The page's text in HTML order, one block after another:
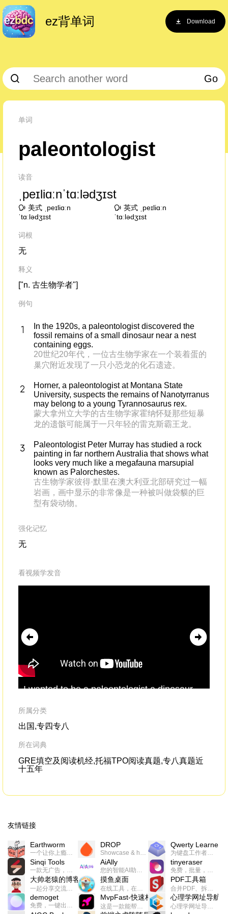
ez背单词 Download
Go
单词
paleontologist
读音
ˌpeɪliɑːnˈtɑːlədʒɪst
美式 ˌpeɪliɑːn
ˈtɑːlədʒɪst
英式 ˌpeɪliɑːn
ˈtɑːlədʒɪst
词根
无
释义
["n. 古生物学者"]
例句
In the 1920s, a paleontologist discovered the
fossil remains of a small dinosaur near a nest
containing eggs.
20世纪20年代，一位古生物学家在一个装着蛋的
巢穴附近发现了一只小恐龙的化石遗迹。
Horner, a paleontologist at Montana State
University, suspects the remains of Nanotyrranus
may belong to a young Tyrannosaurus rex.
蒙大拿州立大学的古生物学家霍纳怀疑那些短暴
龙的遗骸可能属于一只年轻的雷克斯霸王龙。
Paleontologist Peter Murray has studied a rock
painting in far northern Australia that shows what
looks very much like a megafauna marsupial
known as Palorchestes.
古生物学家彼得·默里在澳大利亚北部研究过一幅
岩画，画中显示的非常像是一种被叫做袋貘的巨
型有袋动物。
强化记忆
无
看视频学发音
I wanted to be a paleontologist,a dinosaur
dinosaur.
所属分类
出国,专四专八
所在词典
GRE填空及阅读机经,托福TPO阅读真题,专八真题近
十五年
友情链接
Earthworm DROP Qwerty Learner
为键盘工作者设计的单词与肌肉记忆锻炼软件
Sinqi Tools AiAlly tinyeraser
大帅老猿的博客 摸鱼桌面 PDF工具箱
合并PDF、拆分PDF、旋转PDF、裁剪PDF、转换PDF、加密PDF、解密PDF、PDF加水印等多种PDF处理功能
demoget MvpFast-快速构建网站应用
这是一款能帮助你快速构建个人网站的应用，使用最新的前端技术栈，集成登录、鉴权、手机、邮箱、数据库、博客、文章、支付等等网站所需要的功能，你只需要花几个小时开发你的核心功能就可以上线，一次购买，永久拥有
心理学网址导航